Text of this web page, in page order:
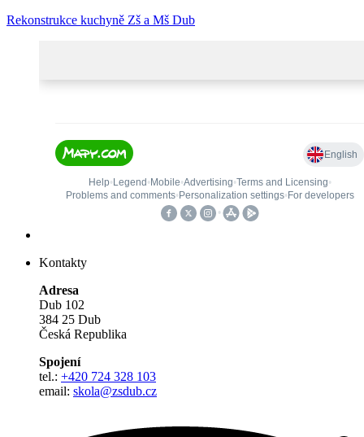
Rekonstrukce kuchyně Zš a Mš Dub
Kontakty
Adresa
Dub 102
384 25 Dub
Česká Republika
Spojení
tel.: +420 724 328 103
email: skola@zsdub.cz